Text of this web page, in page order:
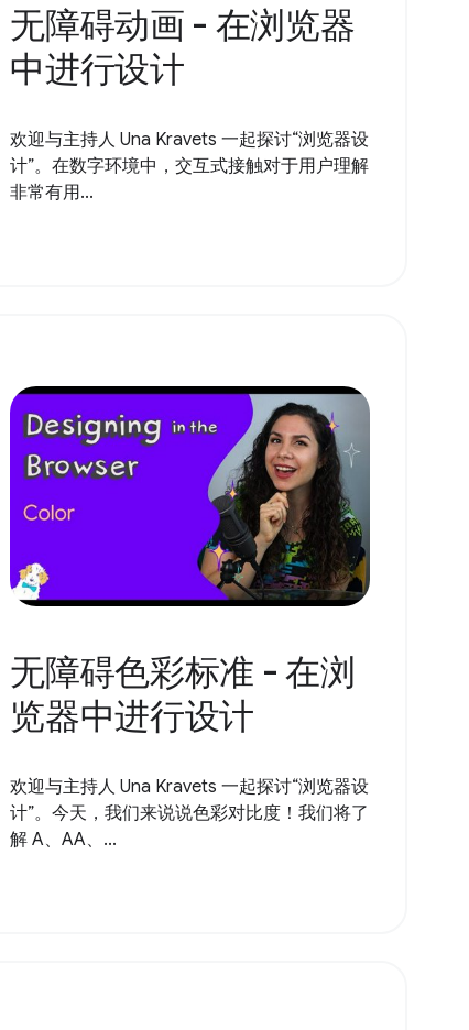
无障碍动画 - 在浏览器
中进行设计
欢迎与主持人 Una Kravets 一起探讨“浏览器设
计”。在数字环境中，交互式接触对于用户理解
非常有用...
无障碍色彩标准 - 在浏
览器中进行设计
欢迎与主持人 Una Kravets 一起探讨“浏览器设
计”。今天，我们来说说色彩对比度！我们将了
解 A、AA、...